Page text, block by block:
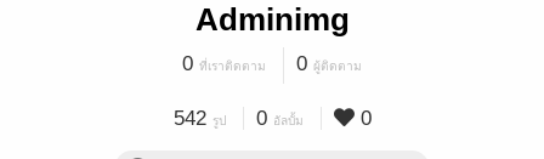
Adminimg
0 ที่เราติดตาม 0 ผู้ติดตาม
542 รูป 0 อัลบั้ม 0